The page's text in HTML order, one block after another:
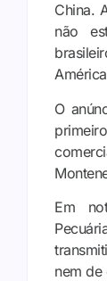
China.
não
O
Em
nem de